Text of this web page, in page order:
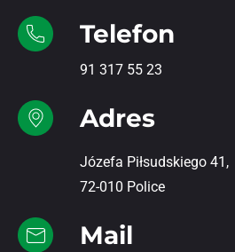
Telefon
91 317 55 23
Adres
Józefa Piłsudskiego 41,
72-010 Police
Mail